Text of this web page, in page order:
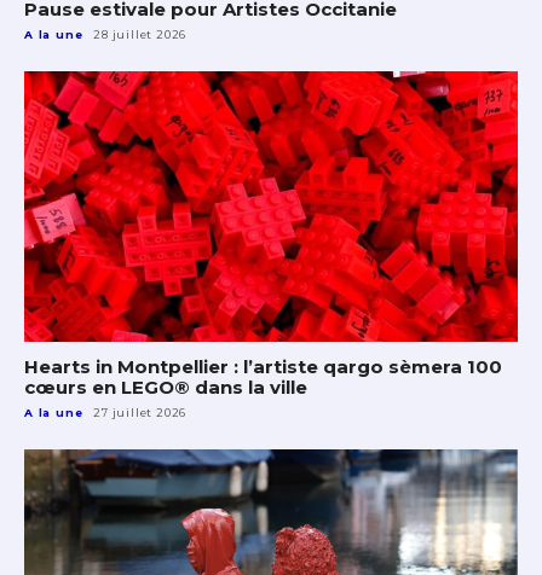
Pause estivale pour Artistes Occitanie
A la une 28 juillet 2026
Hearts in Montpellier : l’artiste qargo sèmera 100
cœurs en LEGO® dans la ville
A la une 27 juillet 2026